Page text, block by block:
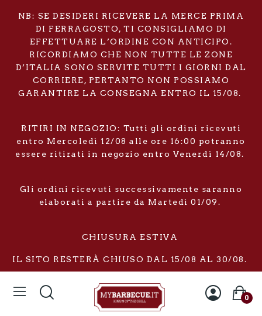
NB: SE DESIDERI RICEVERE LA MERCE PRIMA
DI FERRAGOSTO, TI CONSIGLIAMO DI
EFFETTUARE L’ORDINE CON ANTICIPO.
RICORDIAMO CHE NON TUTTE LE ZONE
D’ITALIA SONO SERVITE TUTTI I GIORNI DAL
CORRIERE, PERTANTO NON POSSIAMO
GARANTIRE LA CONSEGNA ENTRO IL 15/08.
RITIRI IN NEGOZIO: Tutti gli ordini ricevuti
entro Mercoledì 12/08 alle ore 16:00 potranno
essere ritirati in negozio entro Venerdì 14/08.
Gli ordini ricevuti successivamente saranno
elaborati a partire da Martedì 01/09.
CHIUSURA ESTIVA
IL SITO RESTERÀ CHIUSO DAL 15/08 AL 30/08.
0